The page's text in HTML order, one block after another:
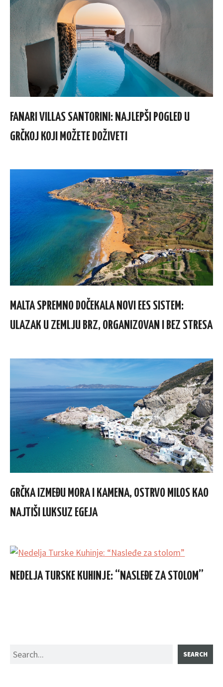
FANARI VILLAS SANTORINI: NAJLEPŠI POGLED U
GRČKOJ KOJI MOŽETE DOŽIVETI
MALTA SPREMNO DOČEKALA NOVI EES SISTEM:
ULAZAK U ZEMLJU BRZ, ORGANIZOVAN I BEZ STRESA
GRČKA IZMEĐU MORA I KAMENA, OSTRVO MILOS KAO
NAJTIŠI LUKSUZ EGEJA
NEDELJA TURSKE KUHINJE: “NASLEĐE ZA STOLOM”
Search SEARCH